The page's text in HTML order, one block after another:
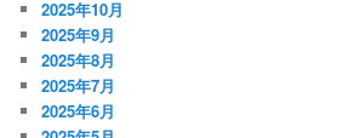
2025年10月
2025年9月
2025年8月
2025年7月
2025年6月